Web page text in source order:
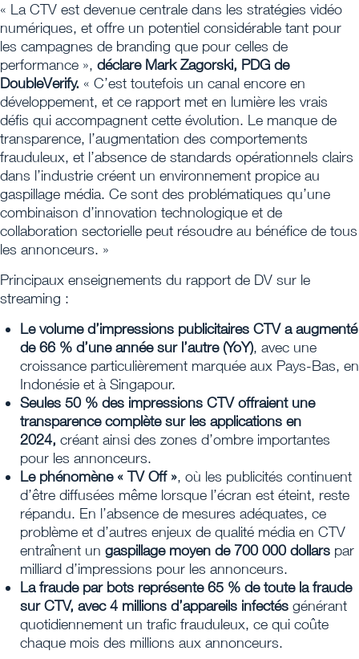
« La CTV est devenue centrale dans les stratégies vidéo
numériques, et offre un potentiel considérable tant pour
les campagnes de branding que pour celles de
performance », déclare Mark Zagorski, PDG de
DoubleVerify. « C’est toutefois un canal encore en
développement, et ce rapport met en lumière les vrais
défis qui accompagnent cette évolution. Le manque de
transparence, l’augmentation des comportements
frauduleux, et l’absence de standards opérationnels clairs
dans l’industrie créent un environnement propice au
gaspillage média. Ce sont des problématiques qu’une
combinaison d’innovation technologique et de
collaboration sectorielle peut résoudre au bénéfice de tous
les annonceurs. »
Principaux enseignements du rapport de DV sur le
streaming :
Le volume d’impressions publicitaires CTV a augmenté
de 66 % d’une année sur l’autre (YoY), avec une
croissance particulièrement marquée aux Pays-Bas, en
Indonésie et à Singapour.
Seules 50 % des impressions CTV offraient une
transparence complète sur les applications en
2024, créant ainsi des zones d’ombre importantes
pour les annonceurs.
Le phénomène « TV Off », où les publicités continuent
d’être diffusées même lorsque l’écran est éteint, reste
répandu. En l’absence de mesures adéquates, ce
problème et d’autres enjeux de qualité média en CTV
entraînent un gaspillage moyen de 700 000 dollars par
milliard d’impressions pour les annonceurs.
La fraude par bots représente 65 % de toute la fraude
sur CTV, avec 4 millions d’appareils infectés générant
quotidiennement un trafic frauduleux, ce qui coûte
chaque mois des millions aux annonceurs.